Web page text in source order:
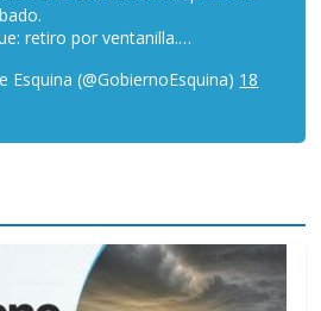
retiro por ventanilla.…
(@GobiernoEsquina) 18